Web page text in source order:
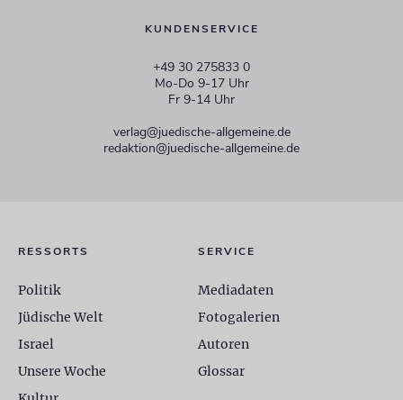
KUNDENSERVICE
+49 30 275833 0
Mo-Do 9-17 Uhr
Fr 9-14 Uhr
verlag@juedische-allgemeine.de
redaktion@juedische-allgemeine.de
RESSORTS
Politik
Jüdische Welt
Israel
Unsere Woche
SERVICE
Mediadaten
Fotogalerien
Autoren
Glossar